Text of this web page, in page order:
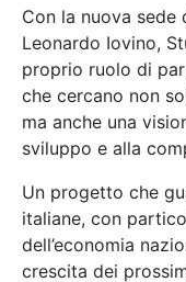
Con la nuova
Leonardo Iovino,
proprio ruolo di
che cercano non
ma anche una
sviluppo e alla
Un progetto che
italiane, con
dell’economia
crescita dei